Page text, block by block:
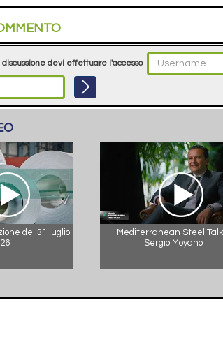
devi effettuare l'accesso
del 31 luglio
Mediterranean Steel
Sergio Moyano